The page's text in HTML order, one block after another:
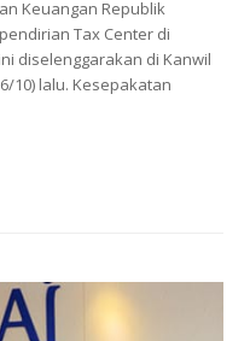
Keuangan Republik
Tax Center di
diselenggarakan di Kanwil
10) lalu. Kesepakatan